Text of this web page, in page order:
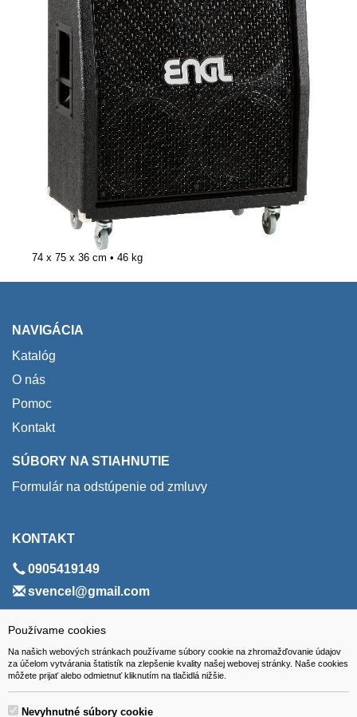
Používame cookies
Na našich webových stránkach používame súbory cookie na zhromažďovanie údajov
za účelom vytvárania štatistík na zlepšenie kvality našej webovej stránky. Naše cookies
môžete prijať alebo odmietnuť kliknutím na tlačidlá nižšie.
Nevyhnutné súbory cookie
74 x 75 x 36 cm • 46 kg
NAVIGÁCIA
Katalóg
O nás
Pomoc
Kontakt
SÚBORY NA STIAHNUTIE
Formulár na odstúpenie od zmluvy
KONTAKT
0905419149
svencel@gmail.com
ADRESA
VEST - tech s.r.o.
Hviezdoslavova 280/6, 965 01 Žiar nad Hronom
Slovakia (Slovak Republic)